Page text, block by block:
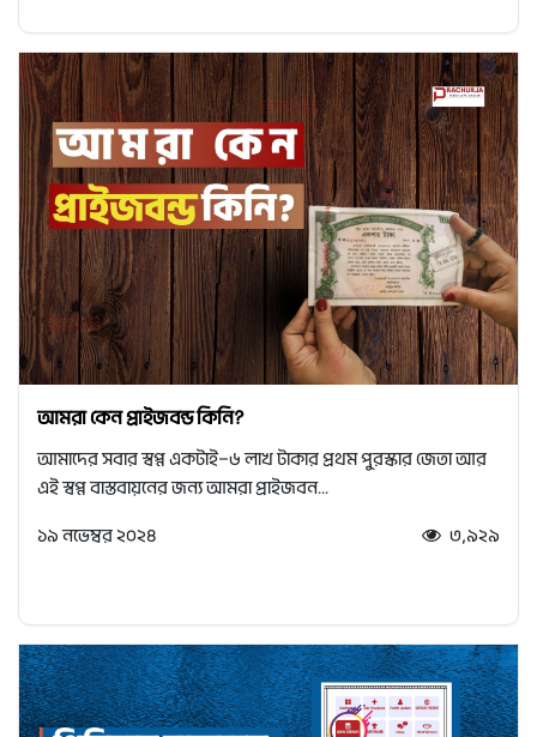
আমরা কেন প্রাইজবন্ড কিনি?
আমাদের সবার স্বপ্ন একটাই—৬ লাখ টাকার প্রথম পুরস্কার জেতা আর
এই স্বপ্ন বাস্তবায়নের জন্য আমরা প্রাইজবন...
১৯ নভেম্বর ২০২৪
৩,৯২৯